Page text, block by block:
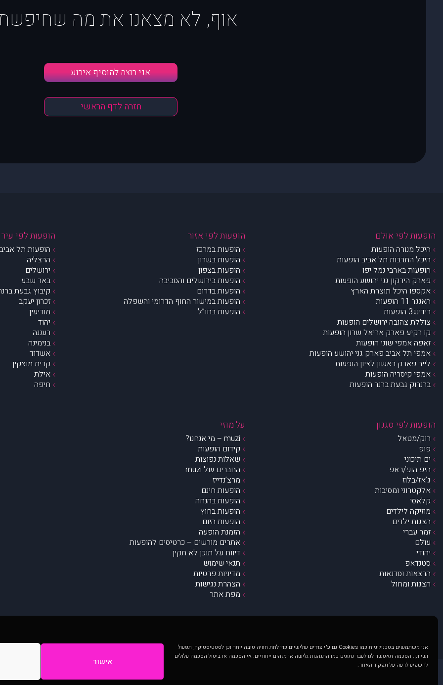
אנו משתמשים בטכנולוגיות כמו Cookies גם ע"י צדדים שלישיים כדי לתת חוויה טובה יותר וכן לסטטיסטיקה, תפעול
ושיווק. הסכמה תאפשר לנו לעבד נתונים כמו התנהגות גלישה או מזהים ייחודיים. אי־הסכמה או ביטול הסכמה עלולים
להשפיע לרעה על תפקוד האתר.
אישור
אוף, לא מצאנו את מה
אני רוצה להוסיף אירוע
חזרה לדף הראשי
הופעות לפי אולם
היכל מנורה הופעות
היכל התרבות תל אביב הופעות
הופעות בארבי נמל יפו
פארק הירקון גני יהושע הופעות
אקספו היכל תוצרת הארץ
האנגר 11 הופעות
רידינג3 הופעות
צוללת צהובה ירושלים הופעות
קו רקיע פארק אריאל שרון הופעות
זאפה אמפי שוני הופעות
אמפי תל אביב פארק גני יהושע הופעות
לייב פארק ראשון לציון הופעות
אמפי קיסריה הופעות
ברנרוק גבעת ברנר הופעות
הופעות לפי אזור
הופעות במרכז
הופעות בשרון
הופעות בצפון
הופעות בירושלים והסביבה
הופעות בדרום
הופעות במישור החוף הדרומי והשפלה
הופעות בחו”ל
הופעות לפי עיר
הופעות תל
הרצליה
ירושלים
באר שבע
קיבוץ גבעת
זכרון יעקב
מודיעין
יהוד
רעננה
בנימינה
אשדוד
קרית מוצקין
אילת
חיפה
הופעות לפי סגנון
רוק/מטאל
פופ
ים תיכוני
היפ הופ/ראפ
ג’אז/בלוז
אלקטרוני ומסיבות
קלאסי
מוזיקה לילדים
הצגות ילדים
זמר עברי
עולם
יהודי
סטנדאפ
הרצאות וסדנאות
הצגות ומחול
על מוזי
muzi – מי אנחנו?
קידום הופעות
שאלות נפוצות
החברים של muzi
מרצ’נדייז
הופעות חינם
הופעות בהנחה
הופעות בחוץ
הופעות היום
הזמנת הופעה
אתרים מורשים – כרטיסים להופעות
דיווח על תוכן לא תקין
תנאי שימוש
מדיניות פרטיות
הצהרת נגישות
מפת אתר